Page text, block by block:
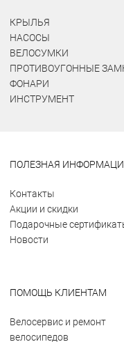
КРЫЛЬЯ
НАСОСЫ
ВЕЛОСУМКИ
ПРОТИВОУГОННЫЕ
ФОНАРИ
ИНСТРУМЕНТ
ПОЛЕЗНАЯ
Контакты
Акции и скидки
Подарочные
Новости
ПОМОЩЬ КЛИЕНТАМ
Велосервис и ремонт
велосипедов